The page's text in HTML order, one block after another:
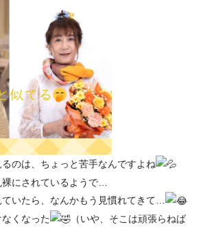
のは、ちょっと苦手なんですよね
にされているようで…
いたら、なんかもう見慣れてきて…
くなった
（いや、そこは頑張らねば